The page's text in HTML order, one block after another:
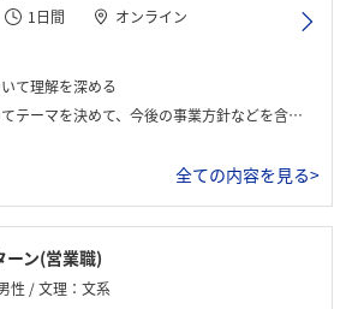
1日間
オンライン
て理解を深める
て、今後の事業方針などを含めたプレゼンを、社員に話を伺いながら作成、発表。
全ての内容を見る>
ーン(営業職)
性 / 文理：文系